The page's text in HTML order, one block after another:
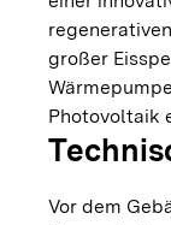
großer
Photovoltaik
Vor dem